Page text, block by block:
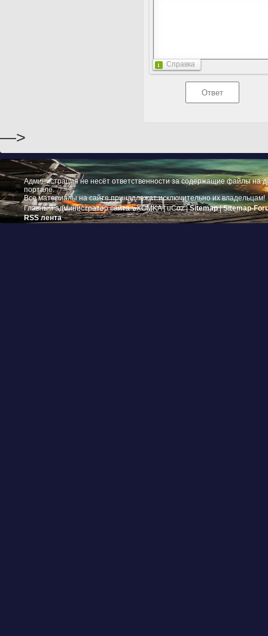
Справка
—>
Администрация не несёт ответственности за содержащие файлы на
портале.
Все материалы на сайте принадлежат исключительно их владельцам!
Главный администратор сайта ๖ۣۜXOMKA |uCoz|Sitemap|Sitemap-
RSS лента